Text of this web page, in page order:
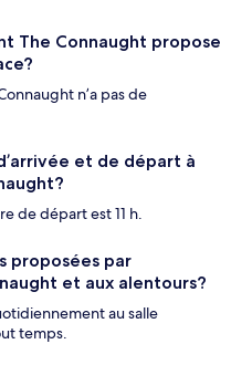
The Connaught propose
n’a pas de
et de départ à
de départ est 11 h.
proposées par
et aux alentours?
au salle
temps.